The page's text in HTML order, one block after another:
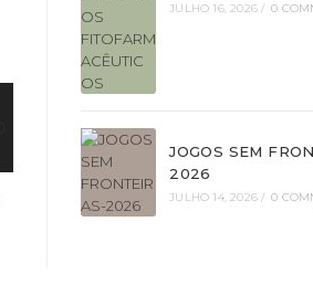
JULHO 16, 2026 / 0
JOGOS SEM
2026
JULHO 14, 2026 / 0